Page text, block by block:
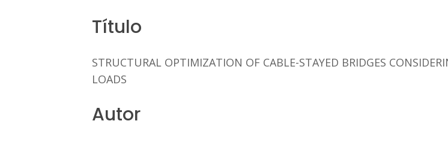
Título
STRUCTURAL OPTIMIZATION OF CABLE-STAYED BRIDGES
LOADS
Autor